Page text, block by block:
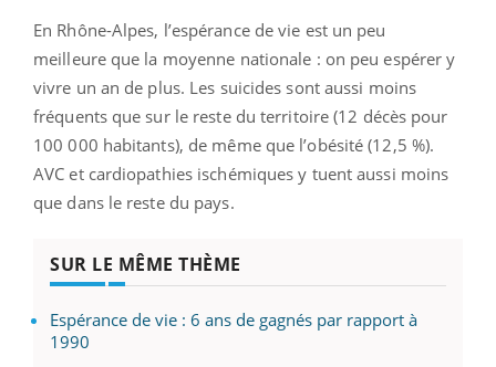
En Rhône-Alpes, l’espérance de vie est un peu
meilleure que la moyenne nationale : on peu espérer y
vivre un an de plus. Les suicides sont aussi moins
fréquents que sur le reste du territoire (12 décès pour
100 000 habitants), de même que l’obésité (12,5 %).
AVC et cardiopathies ischémiques y tuent aussi moins
que dans le reste du pays.
SUR LE MÊME THÈME
Espérance de vie : 6 ans de gagnés par rapport à
1990